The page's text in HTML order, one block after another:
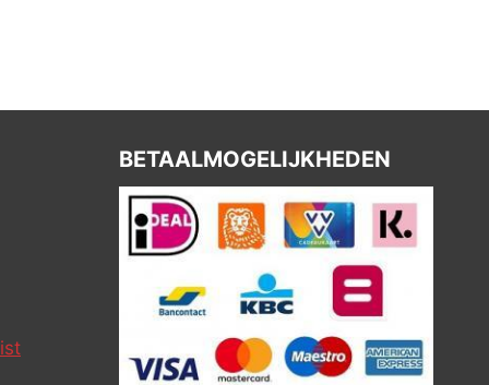
BETAALMOGELIJKHEDEN